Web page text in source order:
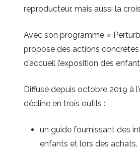
reproducteur, mais aussi la
Avec son programme «
propose des actions
d’accueil l’exposition des
Diffusé depuis octobre 2019 à
décline en trois outils :
un guide fournissant des
enfants et lors des